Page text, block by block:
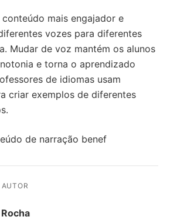
mais engajador e
vozes para diferentes
Mudar de voz mantém os alunos
e torna o aprendizado
de idiomas usam
criar exemplos de diferentes
de narração benef
AUTOR